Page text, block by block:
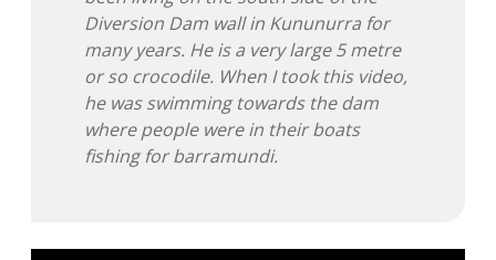
Diversion Dam wall in Kununurra for
many years. He is a very large 5 metre
or so crocodile. When I took this video,
he was swimming towards the dam
where people were in their boats
fishing for barramundi.